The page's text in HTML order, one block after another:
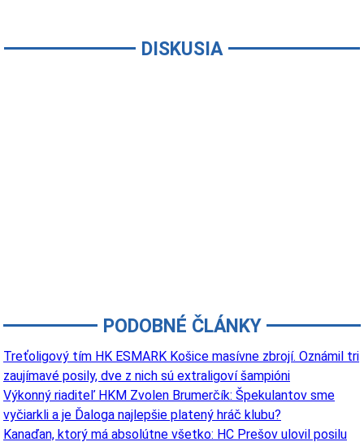
DISKUSIA
PODOBNÉ ČLÁNKY
Treťoligový tím HK ESMARK Košice masívne zbrojí. Oznámil tri
zaujímavé posily, dve z nich sú extraligoví šampióni
Výkonný riaditeľ HKM Zvolen Brumerčík: Špekulantov sme
vyčiarkli a je Ďaloga najlepšie platený hráč klubu?
Kanaďan, ktorý má absolútne všetko: HC Prešov ulovil posilu